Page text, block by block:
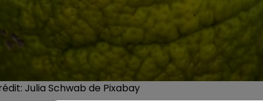
Julia Schwab de Pixabay